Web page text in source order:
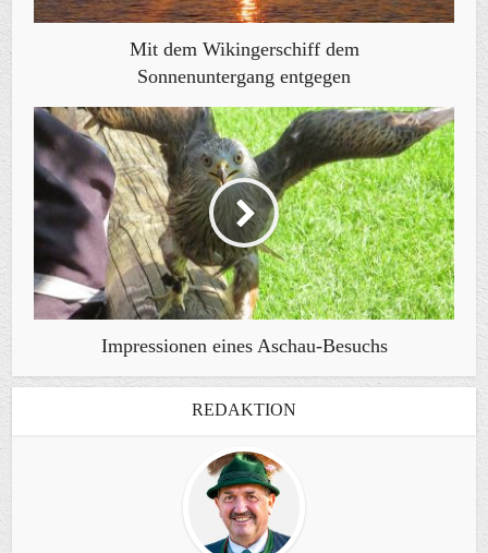
Mit dem Wikingerschiff dem
Sonnenuntergang entgegen
Impressionen eines Aschau-Besuchs
REDAKTION